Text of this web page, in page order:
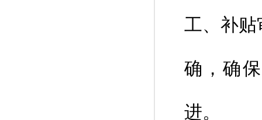
工、补
确，确
进。